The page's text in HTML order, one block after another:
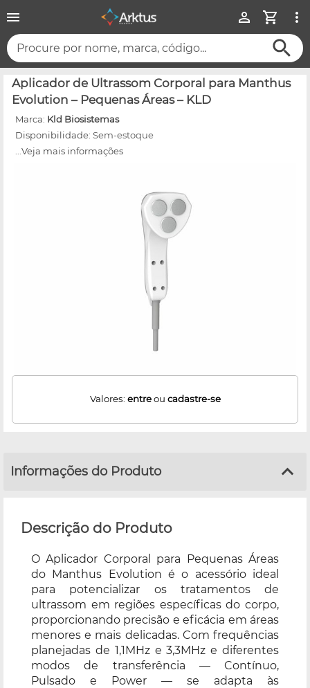
Procure por nome, marca, código...
Aplicador de Ultrassom Corporal para Manthus
Evolution – Pequenas Áreas – KLD
Marca: Kld Biosistemas
Disponibilidade: Sem-estoque
...Veja mais informações
Valores: entreou cadastre-se
Informações do Produto
Descrição do Produto
O Aplicador Corporal para Pequenas Áreas
do Manthus Evolution é o acessório ideal
para potencializar os tratamentos de
ultrassom em regiões específicas do corpo,
proporcionando precisão e eficácia em áreas
menores e mais delicadas. Com frequências
planejadas de 1,1MHz e 3,3MHz e diferentes
modos de transferência — Contínuo,
Pulsado e Power — se adapta às